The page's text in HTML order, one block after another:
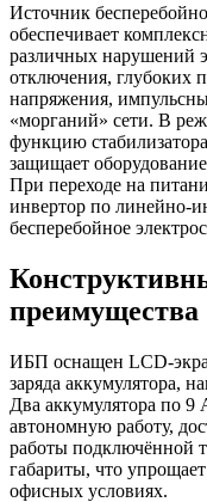
Источник
обеспечивает
различных нарушений
отключения, глубоких
напряжения,
«морганий» сети. В
функцию
защищает
При переходе на
инвертор по линейно-
бесперебойное
преимущества
ИБП оснащен LCD-
заряда аккумулятора,
Два аккумулятора по
автономную работу,
работы подключённой
габариты, что
офисных условиях.